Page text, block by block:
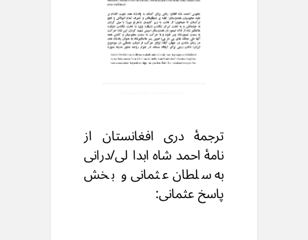
ترجمهٔ دری افغانستان از
نامهٔ احمدشاه ابدالی/درانی
به سلطان عثمانی و بخش
پاسخ عثمانی: